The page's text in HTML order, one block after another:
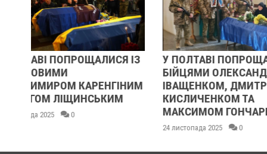
У ПОЛТАВІ ПОПРОЩАЛИСЯ ІЗ
БІЙЦЯМИ ОЛЕКСАНДРОМ
ІВАЩЕНКОМ, ДМИТРОМ
КИСЛИЧЕНКОМ ТА
МАКСИМОМ ГОНЧАРЕНКОМ
РЕВОЛЮЦІЯ
ОЧИМА
21 листопада 2025